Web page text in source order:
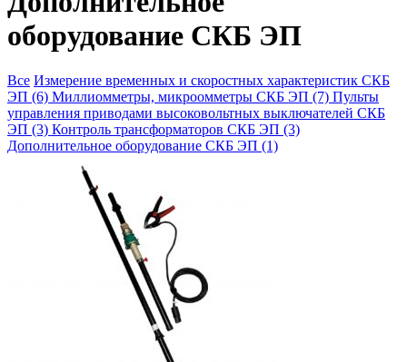
оборудование СКБ ЭП
Все Измерение временных и скоростных характеристик СКБ
ЭП (6) Миллиомметры, микроомметры СКБ ЭП (7) Пульты
управления приводами высоковольтных выключателей СКБ
ЭП (3) Контроль трансформаторов СКБ ЭП (3)
Дополнительное оборудование СКБ ЭП (1)